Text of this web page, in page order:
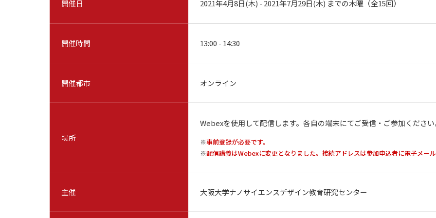
開催日 2021年4月8日(木) - 2021年7月29日(木) までの木曜（全15回）
開催時間 13:00 - 14:30
開催都市 オンライン
場所
Webexを使用して配信します。各自の端末にてご受信・ご参加ください
事前登録が必要です。
配信講義はWebexに変更となりました。接続アドレスは参加申込者に電子メール
主催 大阪大学ナノサイエンスデザイン教育研究センター